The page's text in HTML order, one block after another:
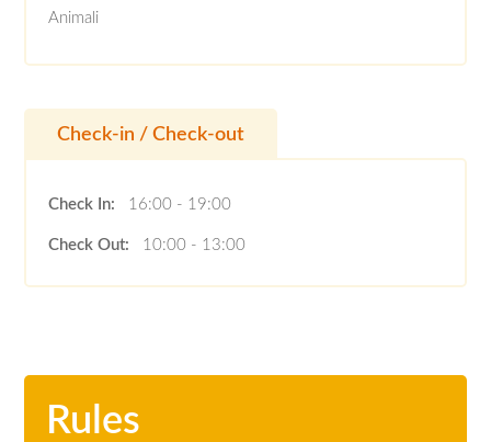
Animali
Check-in / Check-out
Check In: 16:00 - 19:00
Check Out: 10:00 - 13:00
Rules